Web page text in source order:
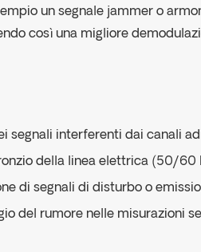
un segnale jammer o
così una migliore
segnali interferenti dai canali
della linea elettrica (50/60
di segnali di disturbo o
del rumore nelle misurazioni